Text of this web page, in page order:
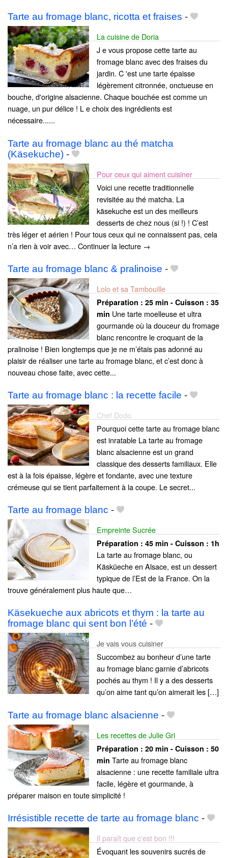
Tarte au fromage blanc, ricotta et fraises -
La cuisine de Doria
J e vous propose cette tarte au
fromage blanc avec des fraises du
jardin. C 'est une tarte épaisse
légèrement citronnée, onctueuse en
bouche, d'origine alsacienne. Chaque bouchée est comme un
nuage, un pur délice ! L e choix des ingrédients est
nécessaire......
Tarte au fromage blanc au thé matcha
(Käsekuche) -
Pour ceux qui aiment cuisiner
Voici une recette traditionnelle
revisitée au thé matcha. La
käsekuche est un des meilleurs
desserts de chez nous (si !) ! C’est
très léger et aérien ! Pour tous ceux qui ne connaissent pas, cela
n’a rien à voir avec… Continuer la lecture →
Tarte au fromage blanc & pralinoise -
Lolo et sa Tambouille
Préparation : 25 min - Cuisson : 35
min Une tarte moelleuse et ultra
gourmande où la douceur du fromage
blanc rencontre le croquant de la
pralinoise ! Bien longtemps que je ne m’étais pas adonné au
plaisir de réaliser une tarte au fromage blanc, et c’est donc à
nouveau chose faite, avec cette...
Tarte au fromage blanc : la recette facile -
Chef Dodo
Pourquoi cette tarte au fromage blanc
est inratable La tarte au fromage
blanc alsacienne est un grand
classique des desserts familiaux. Elle
est à la fois épaisse, légère et fondante, avec une texture
crémeuse qui se tient parfaitement à la coupe. Le secret...
Tarte au fromage blanc -
Empreinte Sucrée
Préparation : 45 min - Cuisson : 1h
La tarte au fromage blanc, ou
Käsküeche en Alsace, est un dessert
typique de l’Est de la France. On la
trouve généralement plus haute que…
Käsekueche aux abricots et thym : la tarte au
fromage blanc qui sent bon l’été -
Je vais vous cuisiner
Succombez au bonheur d’une tarte
au fromage blanc garnie d’abricots
pochés au thym ! Il y a des desserts
qu’on aime tant qu’on aimerait les […]
Tarte au fromage blanc alsacienne -
Les recettes de Julie Gri
Préparation : 20 min - Cuisson : 50
min Tarte au fromage blanc
alsacienne : une recette familiale ultra
facile, légère et gourmande, à
préparer maison en toute simplicité !
Irrésistible recette de tarte au fromage blanc -
Il paraît que c'est bon !!!
Évoquant les souvenirs sucrés de